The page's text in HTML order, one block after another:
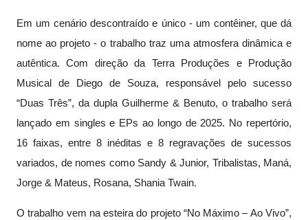
Em um cenário descontraído e único - um contêiner, que dá
nome ao projeto - o trabalho traz uma atmosfera dinâmica e
autêntica. Com direção da Terra Produções e Produção
Musical de Diego de Souza, responsável pelo sucesso
“Duas Três”, da dupla Guilherme & Benuto, o trabalho será
lançado em singles e EPs ao longo de 2025. No repertório,
16 faixas, entre 8 inéditas e 8 regravações de sucessos
variados, de nomes como Sandy & Junior, Tribalistas, Maná,
Jorge & Mateus, Rosana, Shania Twain.
O trabalho vem na esteira do projeto “No Máximo – Ao Vivo”,